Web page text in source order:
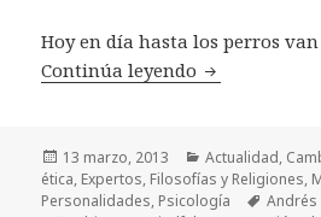
Hoy en día hasta los perros
Continúa leyendo Mindfulness
Publicado
el
13 marzo, 2013 Categorías
Actualidad,
ética, Expertos, Filosofías y Religiones,
Personalidades, Psicología